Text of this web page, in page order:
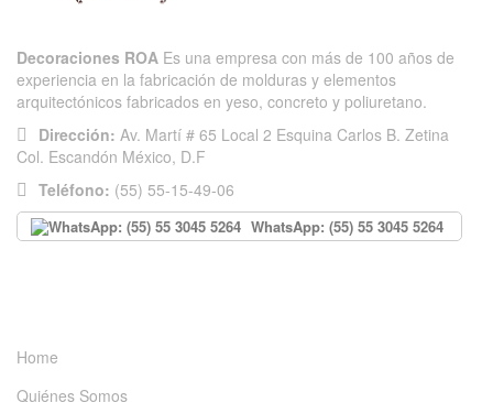
Decoraciones ROA Es una empresa con más de 100 años de
experiencia en la fabricación de molduras y elementos
arquitectónicos fabricados en yeso, concreto y poliuretano.
Dirección: Av. Martí # 65 Local 2 Esquina Carlos B. Zetina
Col. Escandón México, D.F
Teléfono: (55) 55-15-49-06
WhatsApp: (55) 55 3045 5264
Home
Quiénes Somos